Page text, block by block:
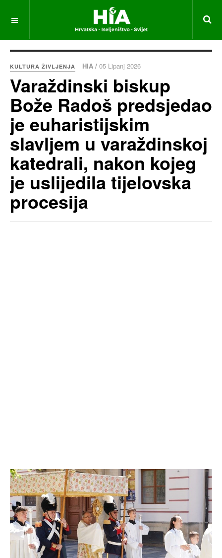
KULTURA ŽIVLJENJA HIA / 05 Lipanj 2026
Varaždinski biskup
Bože Radoš predsjedao
je euharistijskim
slavljem u varaždinskoj
katedrali, nakon kojeg
je uslijedila tijelovska
procesija